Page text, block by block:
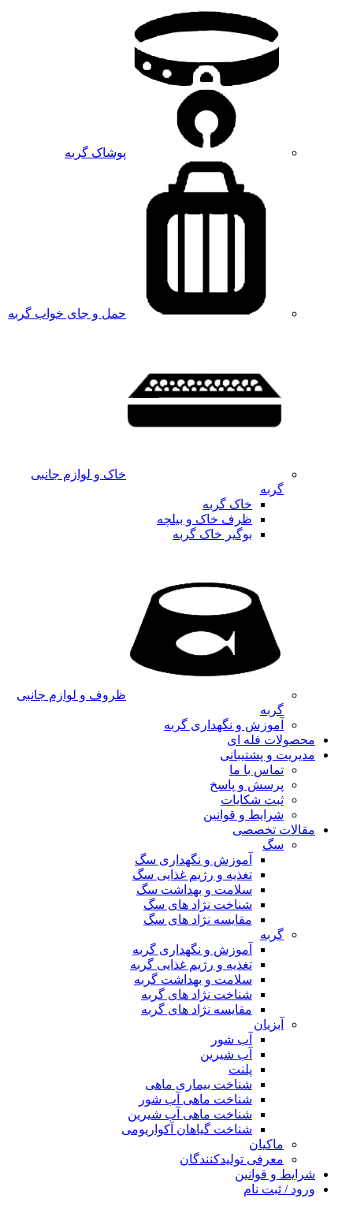
پوشاک گربه
حمل و جای خواب گربه
خاک و لوازم جانبی
گربه
خاک گربه
ظرف خاک و بیلچه
بوگیر خاک گربه
ظروف و لوازم جانبی
گربه
آموزش و نگهداری گربه
محصولات فله ای
مدیریت و پشتیبانی
تماس با ما
پرسش و پاسخ
ثبت شکایات
شرایط و قوانین
مقالات تخصصی
سگ
آموزش و نگهداری سگ
تغذیه و رژیم غذایی سگ
سلامت و بهداشت سگ
شناخت نژاد های سگ
مقایسه نژاد های سگ
گربه
آموزش و نگهداری گربه
تغذیه و رژیم غذایی گربه
سلامت و بهداشت گربه
شناخت نژاد های گربه
مقایسه نژاد های گربه
آبزیان
آب شور
آب شیرین
پلنت
شناخت بیماری ماهی
شناخت ماهی آب شور
شناخت ماهی آب شیرین
شناخت گیاهان آکواریومی
ماکیان
معرفی تولیدکنندگان
شرایط و قوانین
ورود / ثبت نام